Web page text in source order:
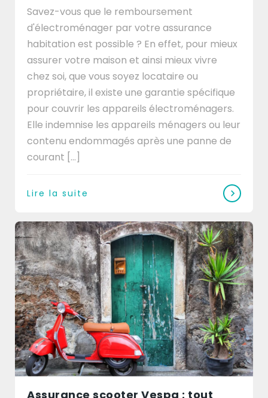
Savez-vous que le remboursement
d'électroménager par votre assurance
habitation est possible ? En effet, pour mieux
assurer votre maison et ainsi mieux vivre
chez soi, que vous soyez locataire ou
propriétaire, il existe une garantie spécifique
pour couvrir les appareils électroménagers.
Elle indemnise les appareils ménagers ou leur
contenu endommagés après une panne de
courant [...]
Lire la suite
Assurance scooter Vespa : tout